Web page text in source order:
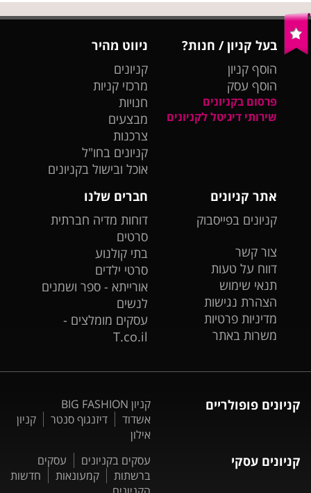
בעל קניון / חנות?
הוסף קניון
הוסף עסק
פרסום בקניונים
שירותי דיגיטל לקניונים
ניווט מהיר
קניונים
מרכזי קניות
חנויות
מבצעים
צרכנות
קניונים בחו"ל
אוכל ובישול בקניונים
אתר קניונים
קניונים בפייסבוק
צור קשר
דווח על טעות
תנאי שימוש
הצהרת נגישות
מדיניות פרטיות
משרות באתר
חברים שלנו
דוחות מדיה חברתית
סרטים
בתי קולנוע
סרטי ילדים
אורייתא - ספר ושמנים
לנשים
עסקים מומלצים -
T.co.il
קניונים פופולריים
קניון BIG FASHION
אשדוד
דיזנגוף סנטר
קניון
אילון
קניונים עסקי עסקים בקניונים
עסקים
ברשתות
קמעונאות
חדשות